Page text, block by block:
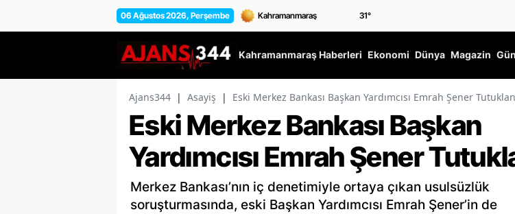
06 Ağustos 2026, Perşembe 31°
Kahramanmaraş Haberleri Ekonomi Dünya Magazin
Ajans344 | Asayiş | Eski Merkez Bankası Başkan Yardımcısı Emrah Şener
Eski Merkez Bankası Başkan
Yardımcısı Emrah Şener
Merkez Bankası’nın iç denetimiyle ortaya çıkan usulsüzlük
soruşturmasında, eski Başkan Yardımcısı Emrah Şener’in de